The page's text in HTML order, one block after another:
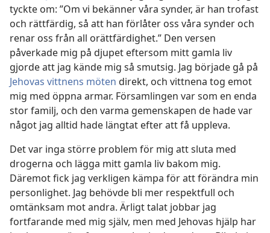
tyckte om: ”Om vi bekänner våra synder, är han trofast
och rättfärdig, så att han förlåter oss våra synder och
renar oss från all orättfärdighet.” Den versen
påverkade mig på djupet eftersom mitt gamla liv
gjorde att jag kände mig så smutsig. Jag började gå på
Jehovas vittnens möten direkt, och vittnena tog emot
mig med öppna armar. Församlingen var som en enda
stor familj, och den varma gemenskapen de hade var
något jag alltid hade längtat efter att få uppleva.
Det var inga större problem för mig att sluta med
drogerna och lägga mitt gamla liv bakom mig.
Däremot fick jag verkligen kämpa för att förändra min
personlighet. Jag behövde bli mer respektfull och
omtänksam mot andra. Ärligt talat jobbar jag
fortfarande med mig själv, men med Jehovas hjälp har